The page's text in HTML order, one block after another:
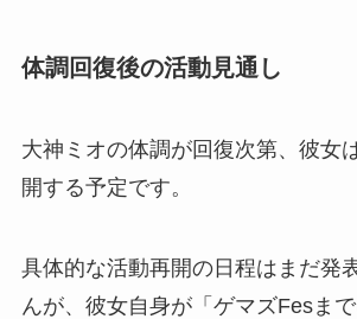
体調回復後の活動見通し
大神ミオの体調が回復次第、彼女
開する予定です。
具体的な活動再開の日程はまだ発
んが、彼女自身が「ゲマズFesま